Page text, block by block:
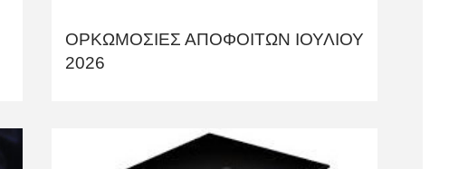
ΟΡΚΩΜΟΣΙΕΣ ΑΠΟΦΟΙΤΩΝ ΙΟΥΛΙΟΥ
2026